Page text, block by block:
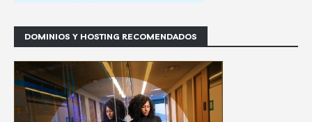
DOMINIOS Y HOSTING RECOMENDADOS